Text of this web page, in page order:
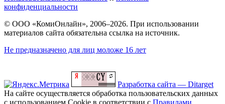
конфиденциальности
© ООО «КомиОнлайн», 2006–2026. При использовании
материалов сайта обязательна ссылка на источник.
Не предназначено для лиц моложе 16 лет
Разработка сайта — Ditarget
На сайте осуществляется обработка пользовательских данных
с использованием Cookie в соответствии с Правилами